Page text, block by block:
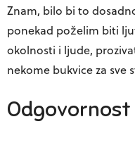
Znam, bilo bi to
ponekad poželim biti
okolnosti i ljude,
nekome bukvice za sve
Odgovornost